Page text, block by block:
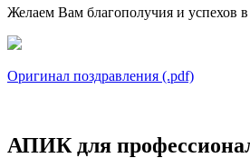
Желаем Вам благополучия и успехов в
Оригинал поздравления (.pdf)
АПИК для